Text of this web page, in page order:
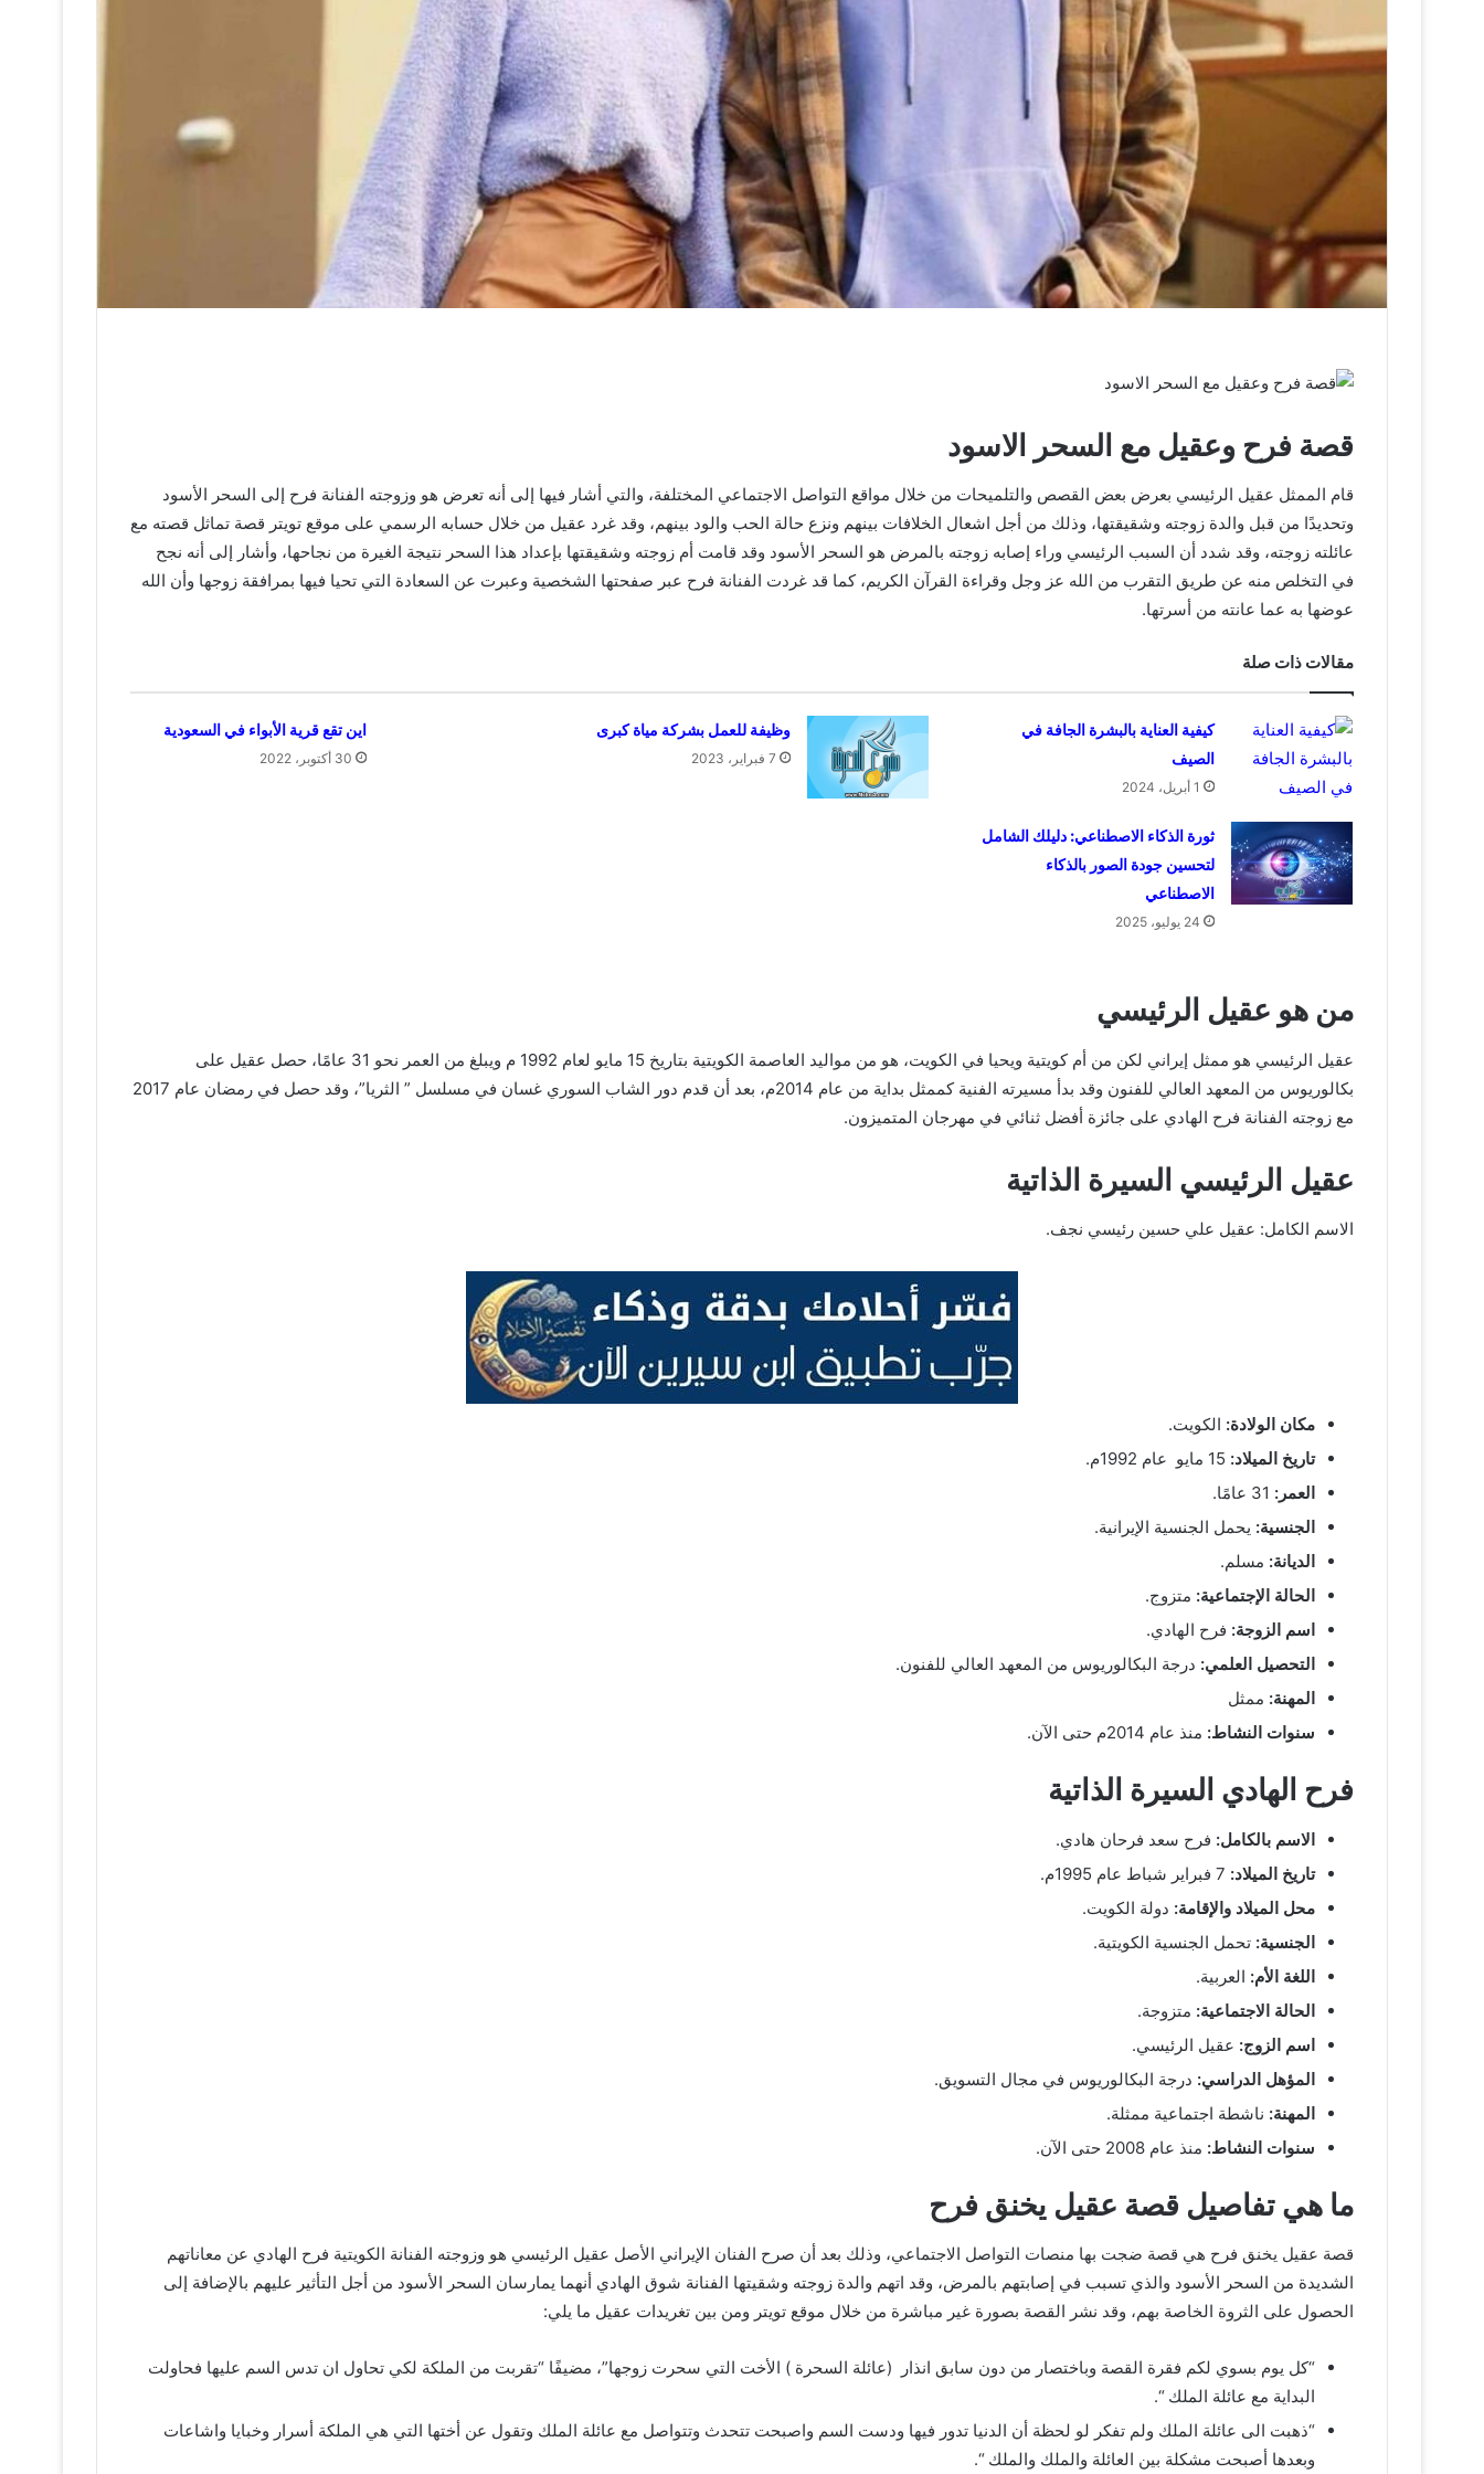
قصة فرح وعقيل مع السحر الاسود
قام الممثل عقيل الرئيسي بعرض بعض القصص والتلميحات من خلال مواقع التواصل الاجتماعي المختلفة، والتي أشار فيها إلى أنه تعرض هو وزوجته الفنانة فرح إلى السحر الأسود
وتحديدًا من قبل والدة زوجته وشقيقتها، وذلك من أجل اشعال الخلافات بينهم ونزع حالة الحب والود بينهم، وقد غرد عقيل من خلال حسابه الرسمي على موقع تويتر قصة تماثل قصته مع
عائلته زوجته، وقد شدد أن السبب الرئيسي وراء إصابه زوجته بالمرض هو السحر الأسود وقد قامت أم زوجته وشقيقتها بإعداد هذا السحر نتيجة الغيرة من نجاحها، وأشار إلى أنه نجح
في التخلص منه عن طريق التقرب من الله عز وجل وقراءة القرآن الكريم، كما قد غردت الفنانة فرح عبر صفحتها الشخصية وعبرت عن السعادة التي تحيا فيها بمرافقة زوجها وأن الله
عوضها به عما عانته من أسرتها.
مقالات ذات صلة
كيفية العناية بالبشرة الجافة في
الصيف
1 أبريل، 2024
وظيفة للعمل بشركة مياة كبرى
7 فبراير، 2023
اين تقع قرية الأبواء في السعودية
30 أكتوبر، 2022
ثورة الذكاء الاصطناعي: دليلك الشامل
لتحسين جودة الصور بالذكاء
الاصطناعي
24 يوليو، 2025
من هو عقيل الرئيسي
عقيل الرئيسي هو ممثل إيراني لكن من أم كويتية ويحيا في الكويت، هو من مواليد العاصمة الكويتية بتاريخ 15 مايو لعام 1992 م ويبلغ من العمر نحو 31 عامًا، حصل عقيل على
بكالوريوس من المعهد العالي للفنون وقد بدأ مسيرته الفنية كممثل بداية من عام 2014م، بعد أن قدم دور الشاب السوري غسان في مسلسل ” الثريا”، وقد حصل في رمضان عام 2017
مع زوجته الفنانة فرح الهادي على جائزة أفضل ثنائي في مهرجان المتميزون.
عقيل الرئيسي السيرة الذاتية
الاسم الكامل: عقيل علي حسين رئيسي نجف.
مكان الولادة: الكويت.
تاريخ الميلاد:
العمر: 31 عامًا.
الجنسية: يحمل الجنسية الإيرانية.
الديانة: مسلم.
الحالة الإجتماعية: متزوج.
اسم الزوجة: فرح الهادي.
التحصيل العلمي: درجة البكالوريوس من المعهد العالي للفنون.
المهنة: ممثل
سنوات النشاط: منذ عام 2014م حتى الآن.
فرح الهادي السيرة الذاتية
الاسم بالكامل: فرح سعد فرحان هادي.
تاريخ الميلاد:
محل الميلاد والإقامة: دولة الكويت.
الجنسية: تحمل الجنسية الكويتية.
اللغة الأم: العربية.
الحالة الاجتماعية: متزوجة.
اسم الزوج: عقيل الرئيسي.
المؤهل الدراسي: درجة البكالوريوس في مجال التسويق.
المهنة: ناشطة اجتماعية ممثلة.
سنوات النشاط: منذ عام 2008 حتى الآن.
ما هي تفاصيل قصة عقيل يخنق فرح
قصة عقيل يخنق فرح هي قصة ضجت بها منصات التواصل الاجتماعي، وذلك بعد أن صرح الفنان الإيراني الأصل عقيل الرئيسي هو وزوجته الفنانة الكويتية فرح الهادي عن معاناتهم
الشديدة من السحر الأسود والذي تسبب في إصابتهم بالمرض، وقد اتهم والدة زوجته وشقيتها الفنانة شوق الهادي أنهما يمارسان السحر الأسود من أجل التأثير عليهم بالإضافة إلى
الحصول على الثروة الخاصة بهم، وقد نشر القصة بصورة غير مباشرة من خلال موقع تويتر ومن بين تغريدات عقيل ما يلي:
“كل يوم بسوي لكم فقرة القصة وباختصار من دون سابق انذار (عائلة السحرة ) الأخت التي سحرت زوجها”، مضيفًا “تقربت من الملكة لكي تحاول ان تدس السم عليها فحاولت
البداية مع عائلة الملك “.
“ذهبت الى عائلة الملك ولم تفكر لو لحظة أن الدنيا تدور فيها ودست السم واصبحت تتحدث وتتواصل مع عائلة الملك وتقول عن أختها التي هي الملكة أسرار وخبايا واشاعات
وبعدها أصبحت مشكلة بين العائلة والملك والملك “.